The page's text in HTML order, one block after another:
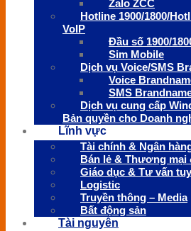
Zalo ZCC
Hotline 1900/1800/
VoIP
Đầu số 1900/
Sim Mobile
Dịch vụ Voice/SMS
Voice
SMS
Dịch vụ cung cấp
Bản quyền cho Doanh
Lĩnh vực
Tài chính & Ngân
Bán lẻ & Thương mại
Giáo dục & Tư vấn
Logistic
Truyền thông – Media
Bất động sản
Tài nguyên